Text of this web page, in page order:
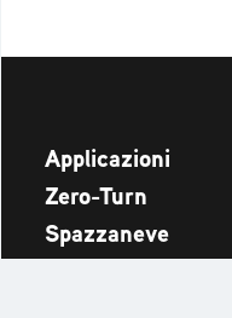
Applicazioni
Zero-Turn
Spazzaneve